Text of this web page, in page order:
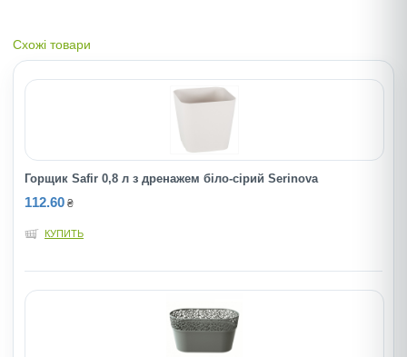
Схожі товари
Горщик Safir 0,8 л з дренажем біло-сірий Serinova
112.60 ₴
КУПИТЬ